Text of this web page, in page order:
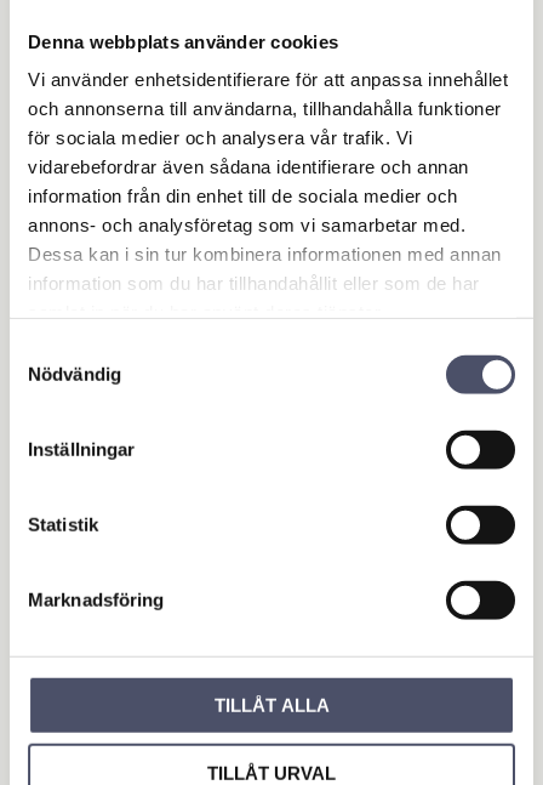
Denna webbplats använder cookies
Vi använder enhetsidentifierare för att anpassa innehållet
och annonserna till användarna, tillhandahålla funktioner
för sociala medier och analysera vår trafik. Vi
vidarebefordrar även sådana identifierare och annan
information från din enhet till de sociala medier och
annons- och analysföretag som vi samarbetar med.
Dessa kan i sin tur kombinera informationen med annan
information som du har tillhandahållit eller som de har
Nödvändig
Inställningar
Statistik
Marknadsföring
TILLÅT ALLA
TILLÅT URVAL
Omdömen
Reservfjäder till 92
53
Reservfjäder till
9253